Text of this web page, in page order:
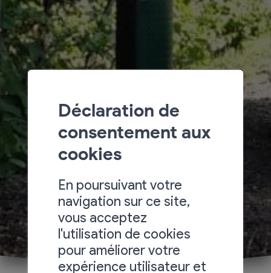
Déclaration de
consentement aux
cookies
En poursuivant votre
navigation sur ce site,
vous acceptez
l'utilisation de cookies
pour améliorer votre
expérience utilisateur et